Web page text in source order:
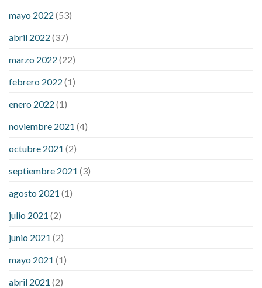
what does it mean when you have high blood sugar
considered a low blood sugar level
sugar is high will exercise reduce blood sugar levels
mayo 2022 (53)
abril 2022 (37)
marzo 2022 (22)
febrero 2022 (1)
enero 2022 (1)
noviembre 2021 (4)
octubre 2021 (2)
septiembre 2021 (3)
agosto 2021 (1)
julio 2021 (2)
junio 2021 (2)
mayo 2021 (1)
abril 2021 (2)